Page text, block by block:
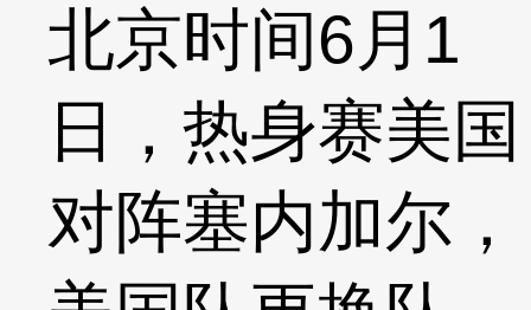
北京时间6月1
日，热身赛美国
对阵塞内加尔，